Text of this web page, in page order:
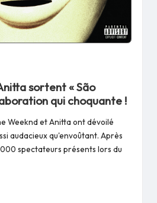
sortent « São
qui choquante !
Weeknd et Anitta ont dévoilé
audacieux qu'envoûtant. Après
spectateurs présents lors du